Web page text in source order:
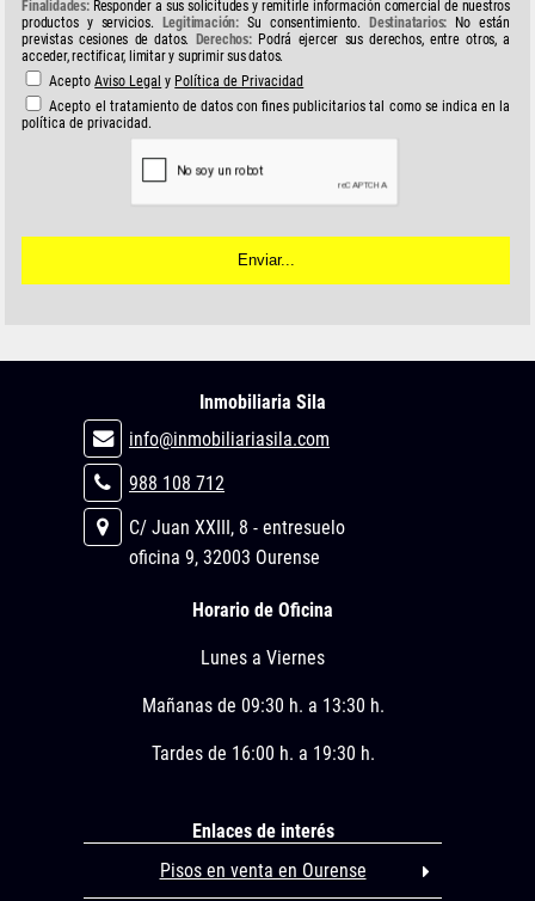
Finalidades:Responder a sus solicitudes y remitirle información comercial de nuestros
productos y servicios.
Legitimación: Su consentimiento. Destinatarios: No están
previstas cesiones de datos.
Derechos:Podrá ejercer sus derechos, entre otros, a
acceder, rectificar, limitar y suprimir sus datos.
AceptoAviso Legal y Política de Privacidad
Acepto el tratamiento de datos con fines publicitarios tal como se indica en la
política de privacidad.
Inmobiliaria Sila
info@inmobiliariasila.com
988 108 712
C/ Juan XXIII, 8 - entresuelo
oficina 9, 32003 Ourense
Horario de Oficina
Lunes a Viernes
Mañanas de 09:30 h. a 13:30 h.
Tardes de 16:00 h. a 19:30 h.
Enlaces de interés
Pisos en venta en Ourense